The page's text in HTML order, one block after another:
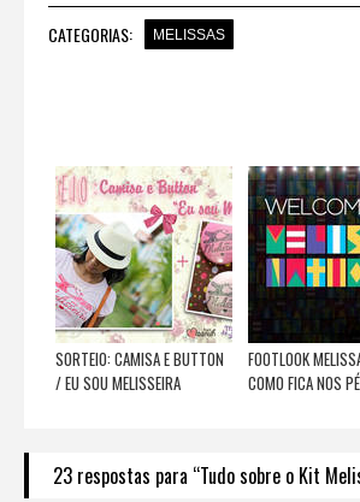
CATEGORIAS: MELISSAS
SORTEIO: CAMISA E BUTTON
/ EU SOU MELISSEIRA
FOOTLOOK
COMO FICA NOS
23 respostas para “Tudo sobre o Kit